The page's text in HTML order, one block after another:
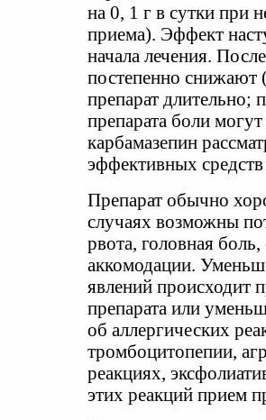
на 0, 1 г в сутки при
приема). Эффект
начала лечения.
постепенно снижают
препарат длительно;
препарата боли
карбамазепин
эффективных
Препарат обычно
случаях возможны
рвота, головная
аккомодации.
явлений происходит
препарата или
об аллергических
тромбоцитопепии,
реакциях,
этих реакций прием